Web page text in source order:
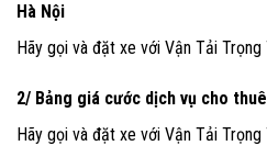
Hà Nội
Hãy gọi và đặt xe với Vận Tải
2/ Bảng giá cước dịch vụ cho
Hãy gọi và đặt xe với Vận Tải